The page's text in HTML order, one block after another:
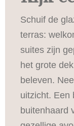
Schuif de
terras:
suites zijn
het grote
beleven.
uitzicht. Een
buitenhaard